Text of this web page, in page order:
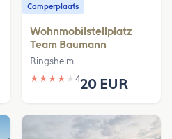
Camperplaats
Wohnmobilstellplatz
Team Baumann
Ringsheim
★ ★ ★ ★ ★ 420 EUR